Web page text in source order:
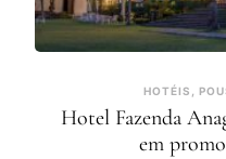
HOTÉIS,
Hotel Fazenda
em